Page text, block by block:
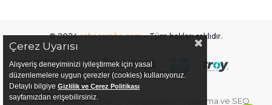
Voltaj ve Akım
Titreşim
Basınç ve Kuvvet
Manyetik ve Hall Effect
Mesafe, Çizgi ve Hareket
Sıcaklık ve Nem
Ateş Algılayıcı
Ağırlık
Diğer Sensörler
Sigortalar
PCB Levha ve Bakır
Plaketler
Fan ve Soğutucular
© 2024 robocombo.com - Tüm hakları saklıdır.
Bu siteninE-ticaret Danışmanlığı Dijital Pazarlama ve SEO
Çerez Uyarısı
Alışveriş deneyiminizi iyileştirmek için yasal
düzenlemelere uygun çerezler (cookies) kullanıyoruz.
Detaylı bilgiye Gizlilik ve Çerez Politikası
sayfamızdan erişebilirsiniz.